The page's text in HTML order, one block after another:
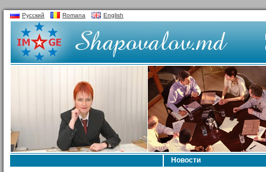
Русский Romana English
Новости